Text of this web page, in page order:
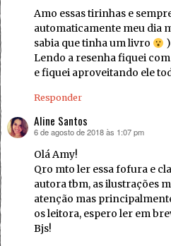
Amo essas tirinhas e
automaticamente meu dia
sabia que tinha um livro
)
Lendo a resenha fiquei
e fiquei aproveitando ele
Responder
Aline Santos
disse:
6 de agosto de 2018 às 1:07 pm
Olá Amy!
Qro mto ler essa fofura e
autora tbm, as ilustrações
atenção mas
os leitora, espero ler em
Bjs!